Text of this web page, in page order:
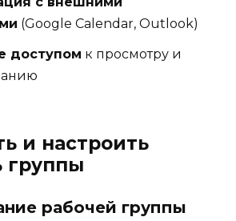
(Google Calendar, Outlook)
доступом к просмотру и
и настроить
группы
рабочей группы